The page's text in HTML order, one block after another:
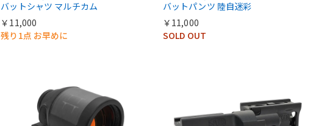
バットシャツ マルチカム
￥11,000
残り1点 お早めに
バットパンツ 陸自迷彩
￥11,000
SOLD OUT